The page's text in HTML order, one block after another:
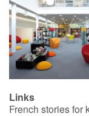
Family
Schools
Libraries
Videos & Tutorials
Links
French stories for